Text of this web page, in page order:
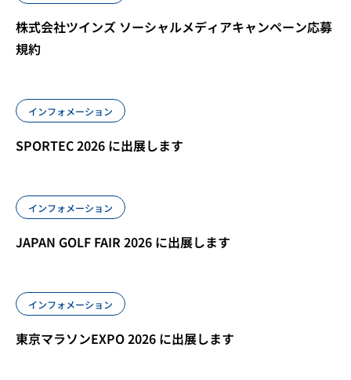
株式会社ツインズ ソーシャルメディアキャンペーン応募
規約
インフォメーション
SPORTEC 2026 に出展します
インフォメーション
JAPAN GOLF FAIR 2026 に出展します
インフォメーション
東京マラソンEXPO 2026 に出展します